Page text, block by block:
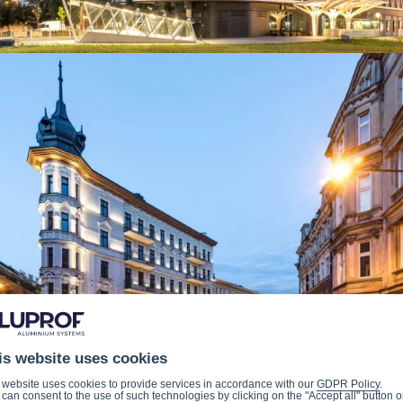
website uses cookies
uses cookies to provide services in accordance with our GDPR Policy.
can consent to the use of such technologies by clicking on the "Accept all" button